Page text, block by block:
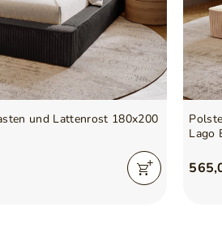
und Lattenrost 180x200
Lago